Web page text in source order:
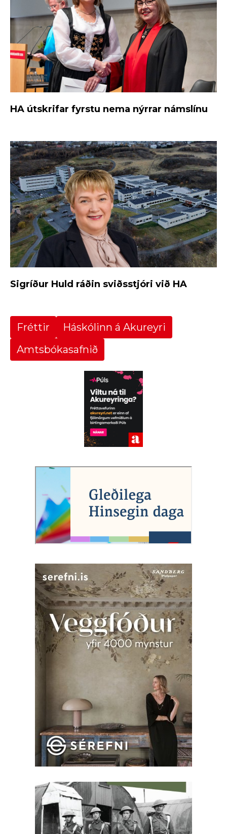
HA útskrifar fyrstu nema nýrrar námslínu
Sigríður Huld ráðin sviðsstjóri við HA
Fréttir
Háskólinn á Akureyri
Amtsbókasafnið